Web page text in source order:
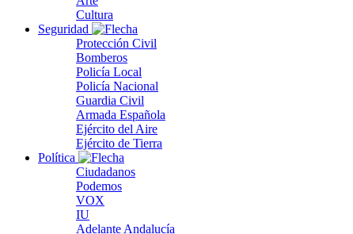
Cultura
Seguridad
Protección Civil
Bomberos
Policía Local
Policía Nacional
Guardia Civil
Armada Española
Ejército del Aire
Ejército de Tierra
Política
Ciudadanos
Podemos
VOX
IU
Adelante Andalucía